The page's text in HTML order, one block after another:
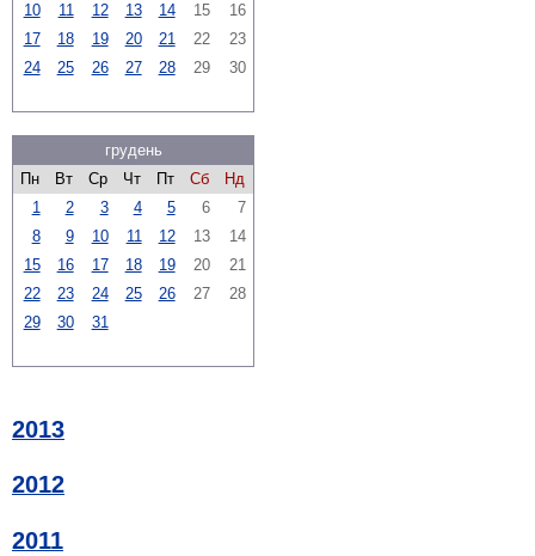
10
11 12 13 14 15
16
17
18 19 20 21 22
23
24
25 26 27 28 29 30
грудень
Пн
Вт Ср Чт Пт Сб
Нд
1
2 3 4 5 6
7
8
9 10 11 12 13
14
15
16 17 18 19 20
21
22
23 24 25 26 27
28
29
30 31
2013
2012
2011